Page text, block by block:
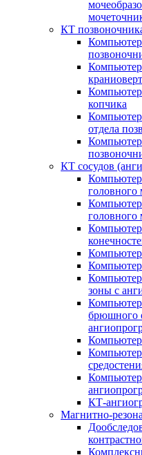
КТ
копчика
отдела
КТ сосудов
головного
головного
зоны с
брюшного
КТ-
Магнитно-